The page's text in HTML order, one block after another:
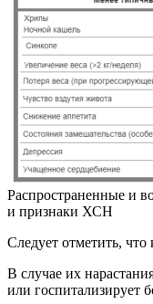
Распространенные и
и признаки ХСН
Следует отметить,
В случае их
или госпитализирует